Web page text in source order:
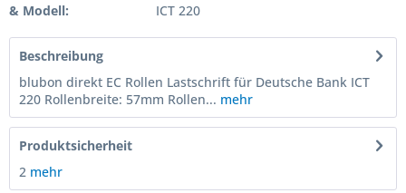
& Modell:
ICT 220
Beschreibung
blubon direkt EC Rollen Lastschrift für Deutsche Bank ICT
220 Rollenbreite: 57mm Rollen... mehr
Produktsicherheit
2 mehr